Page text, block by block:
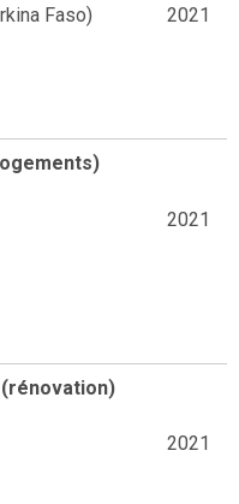
2021
Faso)
2021
2021